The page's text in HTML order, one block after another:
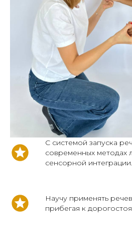
С системой запуска
современных методах
сенсорной интеграции.
Научу применять
прибегая к